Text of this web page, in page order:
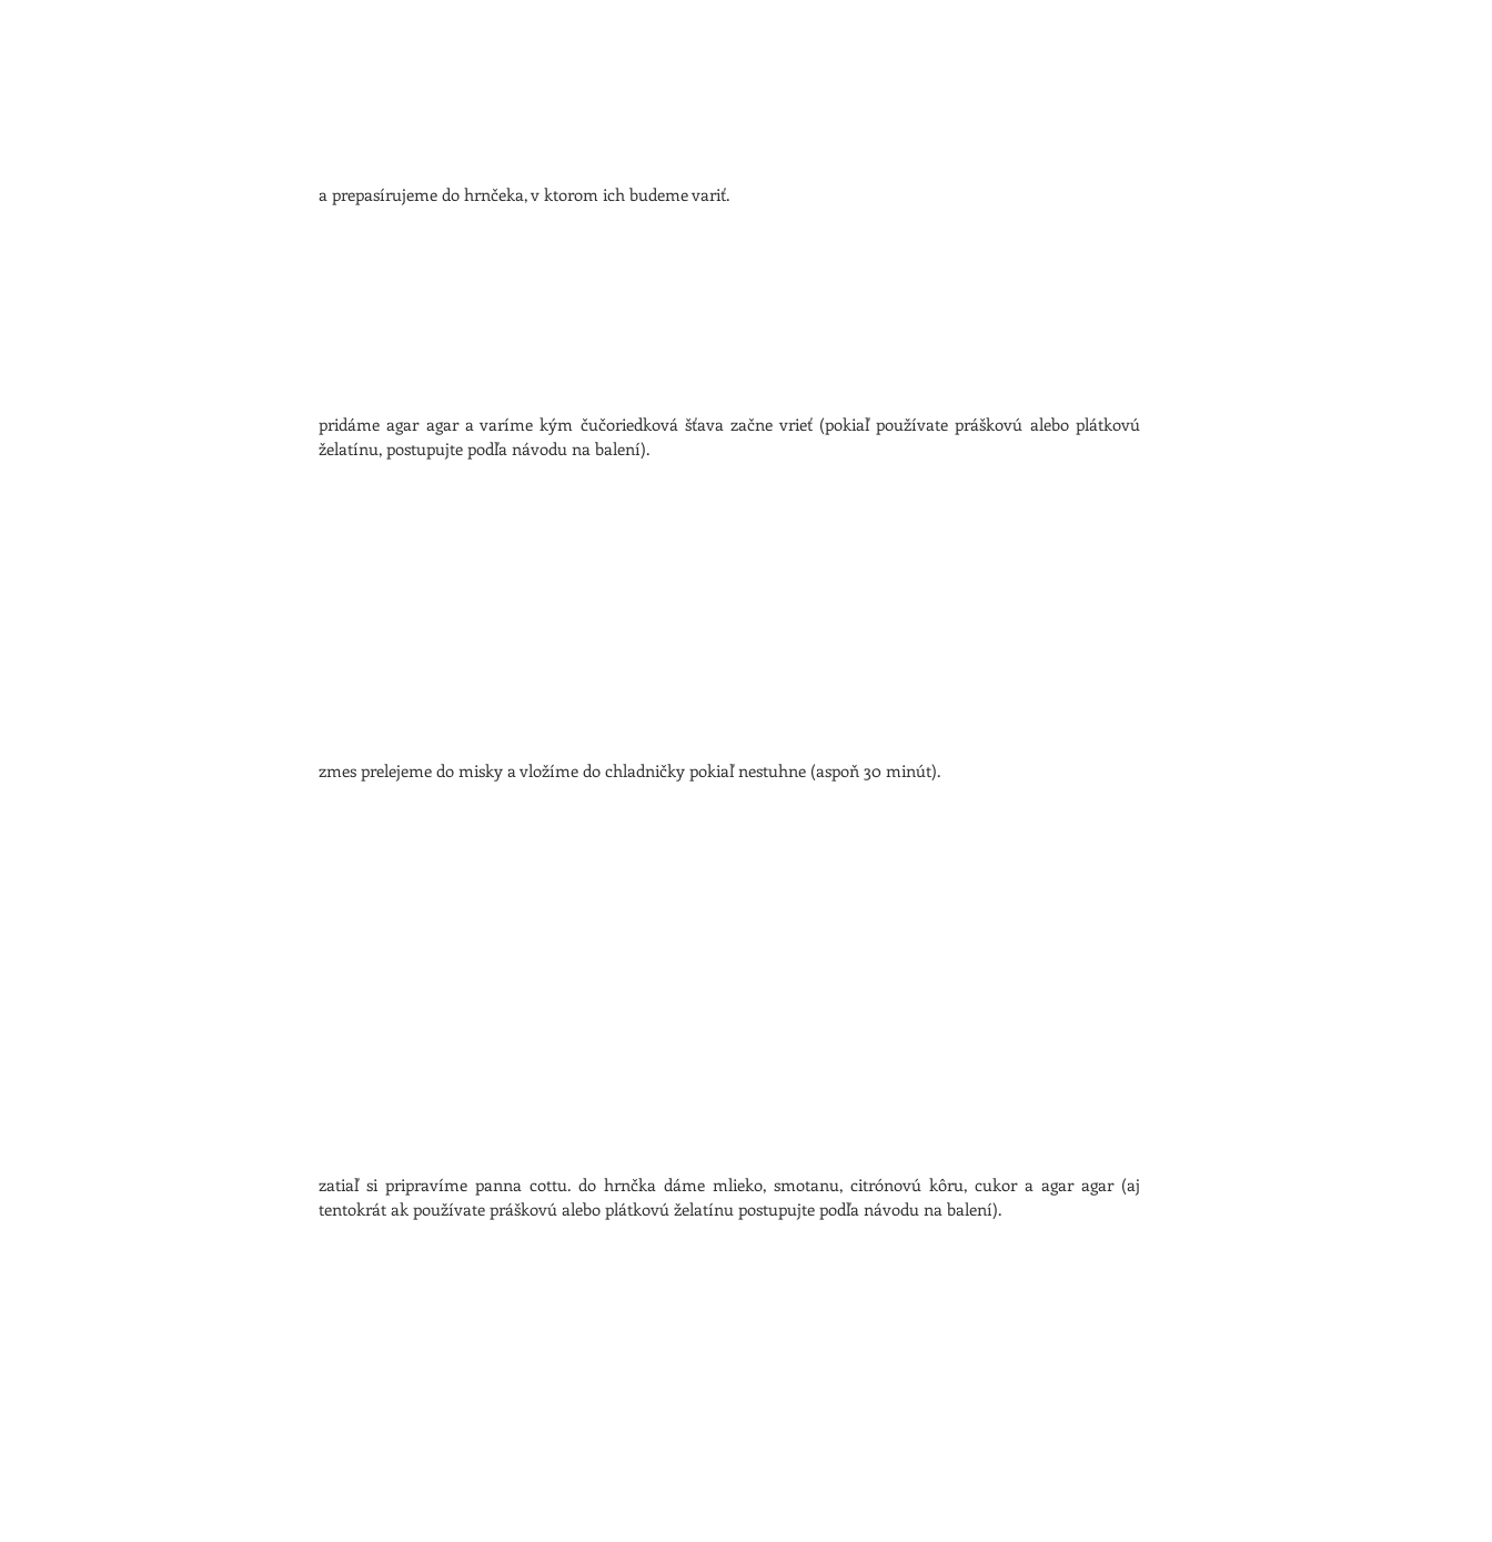
a prepasírujeme do hrnčeka, v ktorom ich budeme variť.
pridáme agar agar a varíme kým čučoriedková šťava začne vrieť (pokiaľ používate práškovú alebo plátkovú
želatínu, postupujte podľa návodu na balení).
zmes prelejeme do misky a vložíme do chladničky pokiaľ nestuhne (aspoň 30 minút).
zatiaľ si pripravíme panna cottu. do hrnčka dáme mlieko, smotanu, citrónovú kôru, cukor a agar agar (aj
tentokrát ak používate práškovú alebo plátkovú želatínu postupujte podľa návodu na balení).